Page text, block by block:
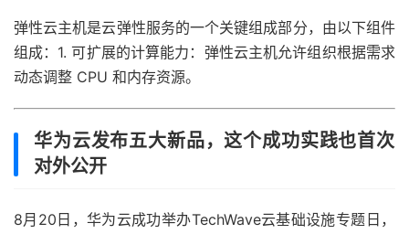
弹性云主机是云弹性服务的一个关键组成部分，由以下组件
组成：1. 可扩展的计算能力：弹性云主机允许组织根据需求
动态调整 CPU 和内存资源。
华为云发布五大新品，这个成功实践也首次
对外公开
8月20日，华为云成功举办TechWave云基础设施专题日，